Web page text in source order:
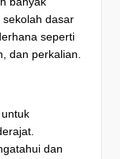
dasar
seperti
dan perkalian.
dan